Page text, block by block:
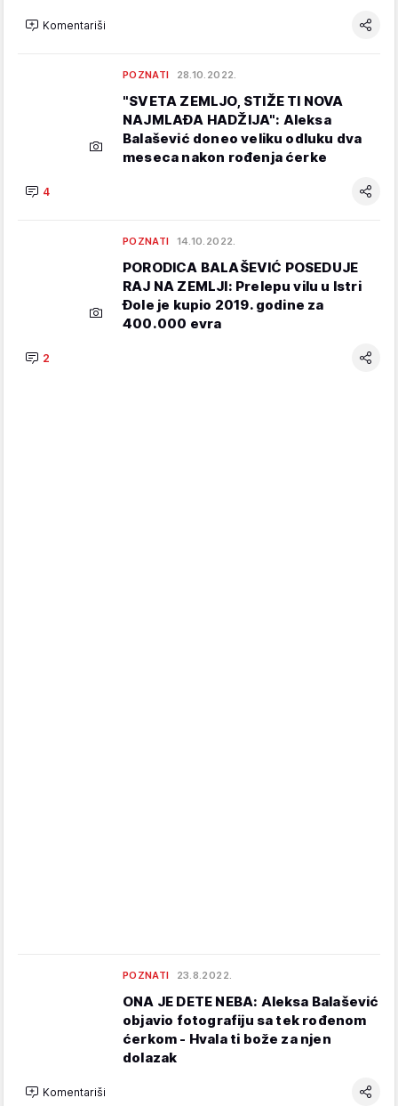
Komentariši
POZNATI 28.10.2022.
"SVETA ZEMLJO, STIŽE TI NOVA
NAJMLAĐA HADŽIJA": Aleksa
Balašević doneo veliku odluku dva
meseca nakon rođenja ćerke
4
POZNATI 14.10.2022.
PORODICA BALAŠEVIĆ POSEDUJE
RAJ NA ZEMLJI: Prelepu vilu u Istri
Đole je kupio 2019. godine za
400.000 evra
2
POZNATI 23.8.2022.
ONA JE DETE NEBA: Aleksa Balašević
objavio fotografiju sa tek rođenom
ćerkom - Hvala ti bože za njen
dolazak
Komentariši